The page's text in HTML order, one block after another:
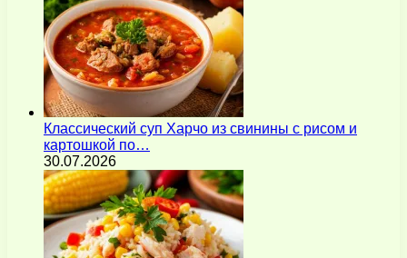
Классический суп Харчо из свинины с рисом и
картошкой по…
30.07.2026